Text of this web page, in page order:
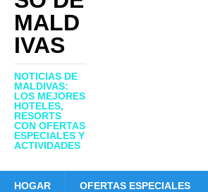
MALD
IVAS
NOTICIAS DE
MALDIVAS:
LOS MEJORES
HOTELES,
RESORTS
CON OFERTAS
ESPECIALES Y
ACTIVIDADES
HOGAR OFERTAS ESPECIALES